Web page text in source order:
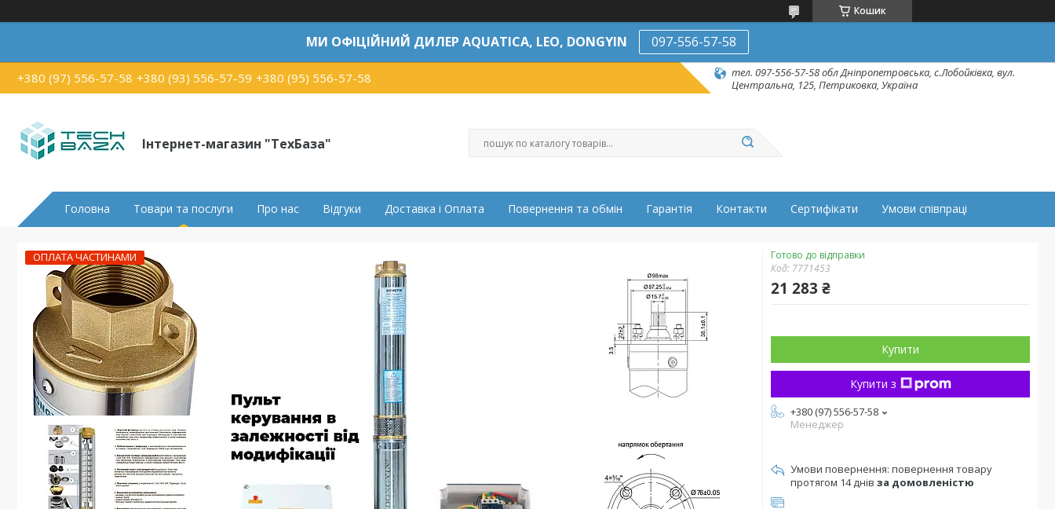
Кошик
МИ ОФІЦІЙНИЙ ДИЛЕР AQUATICA, LEO, DONGYIN 097-556-57-58
+380 (97) 556-57-58 +380 (93) 556-57-59 +380 (95) 556-57-58
тел. 097-556-57-58 обл Дніпропетровська, с.Лобойківка, вул.
Центральна, 125, Петриковка, Україна
Інтернет-магазин "ТехБаза"
Головна Товари та послуги Про нас Відгуки Доставка і Оплата Повернення та обмін Гарантія Контакти Сертифікати Умови співпраці
ОПЛАТА ЧАСТИНАМИ
Готово до відправки
Код: 7771453
21 283 ₴
Купити
Купити з
+380 (97) 556-57-58
Менеджер
повернення товару
протягом 14 днів за домовленістю